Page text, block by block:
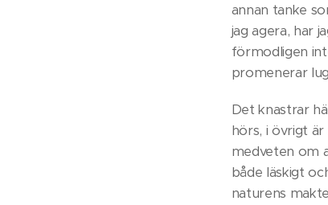
annan tanke
jag agera, har
förmodligen
promenerar
Det knastrar
hörs, i övrigt
medveten om
både läskigt
naturens